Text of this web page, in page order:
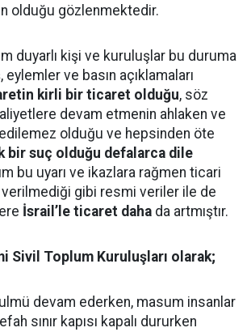
olduğu gözlenmektedir.
duyarlı kişi ve kuruluşlar bu duruma
ve basın açıklamaları
kirli bir ticaret olduğu, söz
devam etmenin ahlaken ve
olduğu ve hepsinden öte
bir suç olduğu defalarca dile
bu uyarı ve ikazlara rağmen ticari
gibi resmi veriler ile de
İsrail’le ticaret daha da artmıştır.
Sivil Toplum Kuruluşları olarak;
devam ederken, masum insanlar
sınır kapısı kapalı dururken